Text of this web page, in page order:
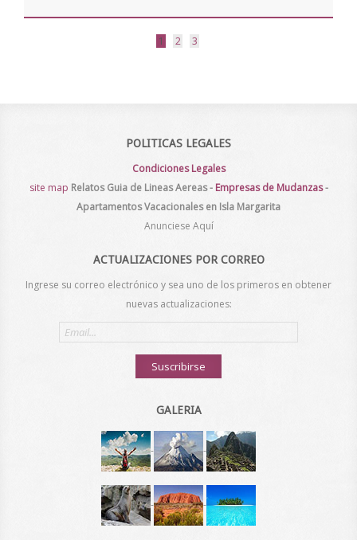
1 2 3
POLITICAS LEGALES
Condiciones Legales
site map Relatos Guia de Lineas Aereas- Empresas de Mudanzas-
Apartamentos Vacacionales en Isla Margarita
Anunciese Aquí
ACTUALIZACIONES POR CORREO
Ingrese su correo electrónico y sea uno de los primeros en obtener
nuevas actualizaciones:
Email
address
Suscribirse
GALERIA
- -
- -